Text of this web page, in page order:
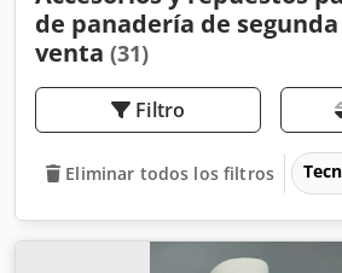
de panadería de
venta (31)
Filtro
Eliminar todos los filtros